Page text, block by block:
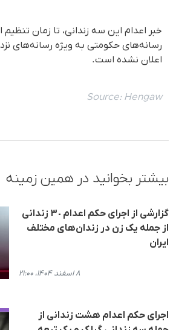
خبر اعدام این سه زندانی، تا زمان تنظیم
رسانه‌های حکومتی به ویژه رسانه‌های
اعلان نشده است.
Source: Hengaw
بیشتر بخوانید در همین زمینه
گزارشی از اجرای حکم اعدام ٣٠ زندانی
از جملە یک زن در زندان‌های مختلف
ایران
۸ اسفند ۱۴۰۴، ۲۱:۰۰
اجرای حکم اعدام هشت زندانی از